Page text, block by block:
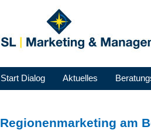
Start Dialog Aktuelles
Regionenmarketing am